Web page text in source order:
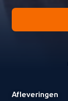
Afleveringen